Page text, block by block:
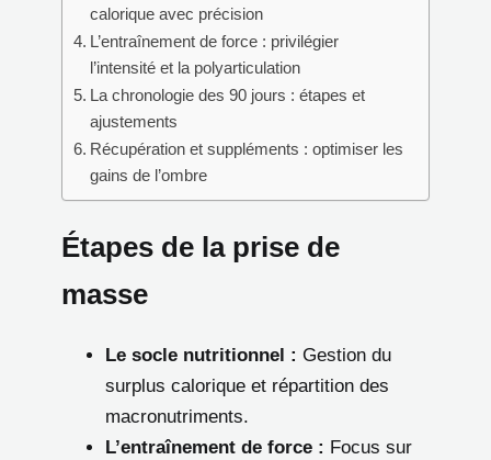
calorique avec précision
L’entraînement de force : privilégier
l’intensité et la polyarticulation
La chronologie des 90 jours : étapes et
ajustements
Récupération et suppléments : optimiser les
gains de l’ombre
Étapes de la prise de
masse
Le socle nutritionnel : Gestion du
surplus calorique et répartition des
macronutriments.
L’entraînement de force : Focus sur